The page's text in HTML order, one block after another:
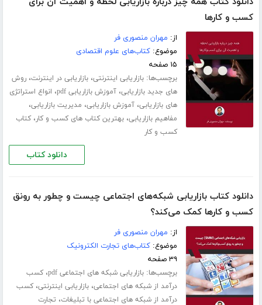
کسب و‌ کارها
از: مهران منصوری فر
موضوع:کتاب‌های علوم اقتصادی
۱۵ صفحه
برچسب‌ها:بازاریابی اینترنتی،بازاریابی در اینترنت،روش
های جدید بازاریابی،آموزش بازاریابی pdf ، انواع استراتژی
های بازاریابی،آموزش بازاریابی، مدیریت بازاریابی،
مفاهیم بازاریابی،بهترین کتاب های کسب و کار،کتاب
کسب و کار
دانلود کتاب
دانلود کتاب بازاریابی شبکه‌های اجتماعی چیست و چطور به رونق
کسب و‌ کارها کمک می‌کند؟
از: مهران منصوری فر
موضوع:کتاب‌های تجارت الکترونیک
۳۹ صفحه
برچسب‌ها:بازاریابی شبکه های اجتماعی pdf ،کسب
درآمد از شبکه های اجتماعی،بازاریابی اینترنتی،کسب
درآمد از شبکه های اجتماعی با تبلیغات، تجارت